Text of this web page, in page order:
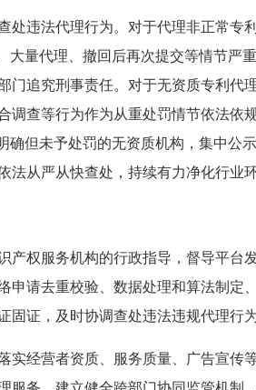
处违法代理行为。对于代理非正常专
大量代理、撤回后再次提交等情节严
门追究刑事责任。对于无资质专利代
调查等行为作为从重处罚情节依法依
确但未予处罚的无资质机构，集中公
法从严从快查处，持续有力净化行业
产权服务机构的行政指导，督导平台
申请去重校验、数据处理和算法制定
固证，及时协调查处违法违规代理行
实经营者资质、服务质量、广告宣传